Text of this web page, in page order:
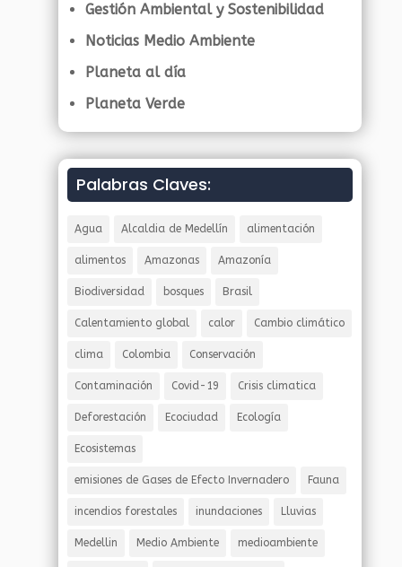
Gestión Ambiental y Sostenibilidad
Noticias Medio Ambiente
Planeta al día
Planeta Verde
Palabras Claves:
Agua Alcaldia de Medellín alimentación
alimentos Amazonas Amazonía
Biodiversidad bosques Brasil
Calentamiento global calor Cambio climático
clima Colombia Conservación
Contaminación Covid-19 Crisis climatica
Deforestación Ecociudad Ecología
Ecosistemas
emisiones de Gases de Efecto Invernadero Fauna
incendios forestales inundaciones Lluvias
Medellin Medio Ambiente medioambiente